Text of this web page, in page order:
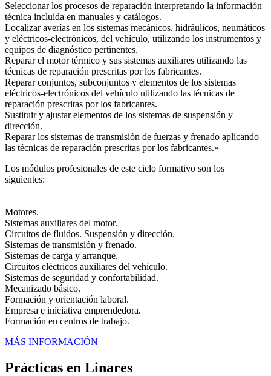
Seleccionar los procesos de reparación interpretando la información
técnica incluida en manuales y catálogos.
Localizar averías en los sistemas mecánicos, hidráulicos, neumáticos
y eléctricos-electrónicos, del vehículo, utilizando los instrumentos y
equipos de diagnóstico pertinentes.
Reparar el motor térmico y sus sistemas auxiliares utilizando las
técnicas de reparación prescritas por los fabricantes.
Reparar conjuntos, subconjuntos y elementos de los sistemas
eléctricos-electrónicos del vehículo utilizando las técnicas de
reparación prescritas por los fabricantes.
Sustituir y ajustar elementos de los sistemas de suspensión y
dirección.
Reparar los sistemas de transmisión de fuerzas y frenado aplicando
las técnicas de reparación prescritas por los fabricantes.»
Los módulos profesionales de este ciclo formativo son los
siguientes:
Motores.
Sistemas auxiliares del motor.
Circuitos de fluidos. Suspensión y dirección.
Sistemas de transmisión y frenado.
Sistemas de carga y arranque.
Circuitos eléctricos auxiliares del vehículo.
Sistemas de seguridad y confortabilidad.
Mecanizado básico.
Formación y orientación laboral.
Empresa e iniciativa emprendedora.
Formación en centros de trabajo.
MÁS INFORMACIÓN
Prácticas en Linares